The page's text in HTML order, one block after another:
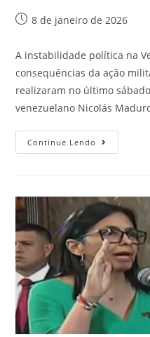
8 de janeiro de 2026
A instabilidade política na
consequências da ação
realizaram no último
venezuelano Nicolás
Continue Lendo